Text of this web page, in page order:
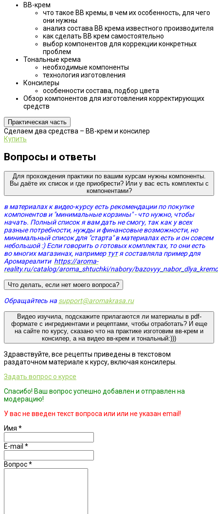
ВВ-крем
что такое ВВ кремы, в чем их особенность, для чего
они нужны
анализ состава ВВ крема известного производителя
как сделать ВВ крем самостоятельно
выбор компонентов для коррекции конкретных
проблем
Тональные крема
необходимые компоненты
технология изготовления
Консилеры
особенности состава, подбор цвета
Обзор компонентов для изготовления корректирующих
средств
Практическая часть
Сделаем два средства – ВВ-крем и консилер
Купить
Вопросы и ответы
Для прохождения практики по вашим курсам нужны компоненты.
Вы даёте их список и где приобрести? Или у вас есть комплекты с
компонентами?
в материалах к видео-курсу есть рекомендации по покупке
компонентов и "минимальные корзины" - что нужно, чтобы
начать. Полный список я вам дать не смогу, так как у всех
разные потребности, нужды и финансовые возможности, но
минимальный список для "старта" в материалах есть и он совсем
небольшой :) Если говорить о готовых комплектах, то они есть
во многих магазинах, например тутя составляла пример для
Аромареалити https://aroma-
reality.ru/catalog/aroma_shtuchki/nabory/
Что делать, если нет моего вопроса?
Обращайтесь на support@aromakrasa.ru
Видео изучила, подскажите прилагаются ли материалы в pdf-
формате с ингредиентами и рецептами, чтобы отработать? И еще
на сайте по курсу, сказано что на практике изготовим вв-крем и
консилер, а на видео вв-крем и тональный:)))
Здравствуйте, все рецепты приведены в текстовом
раздаточном материале к курсу, включая консилеры.
Задать вопрос о курсе
Спасибо! Ваш вопрос успешно добавлен и отправлен на
модерацию!
У вас не введен текст вопроса или или не указан email!
Имя *
E-mail *
Вопрос*